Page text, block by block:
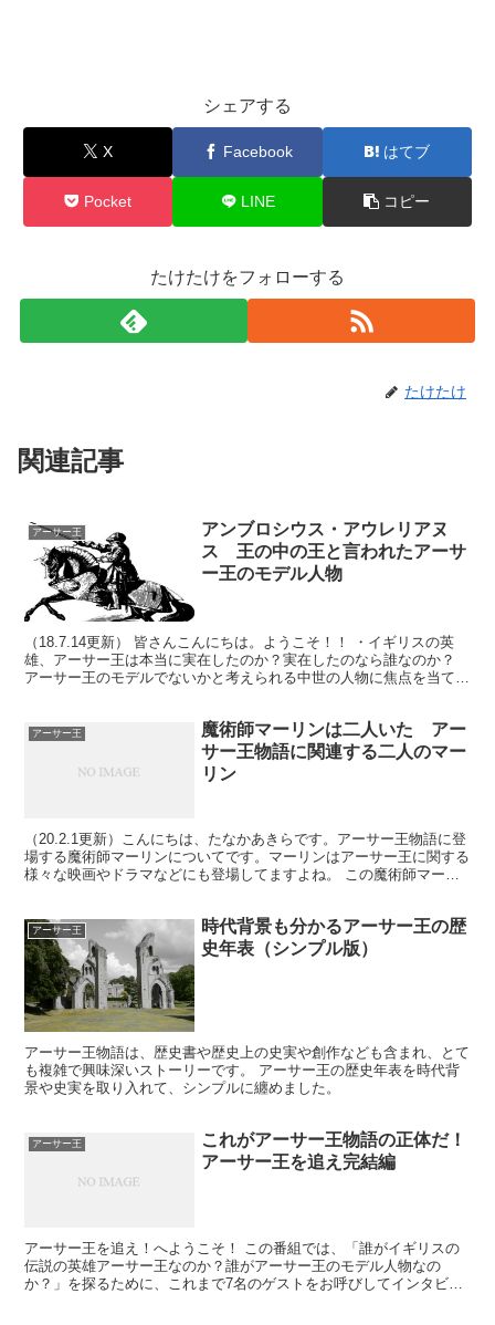
シェアする
X Facebook はてブ
Pocket LINE コピー
たけたけをフォローする
たけたけ
関連記事
アーサー王
アンブロシウス・アウレリアヌ
ス 王の中の王と言われたアーサ
ー王のモデル人物
（18.7.14更新） 皆さんこんにちは。ようこそ！！ ・イギリスの英
雄、アーサー王は本当に実在したのか？実在したのなら誰なのか？
アーサー王のモデルでないかと考えられる中世の人物に焦点を当て、
アーサー王
魔術師マーリンは二人いた アー
サー王物語に関連する二人のマー
リン
（20.2.1更新）こんにちは、たなかあきらです。アーサー王物語に登
場する魔術師マーリンについてです。マーリンはアーサー王に関する
様々な映画やドラマなどにも登場してますよね。 この魔術師マーリ
アーサー王
時代背景も分かるアーサー王の歴
史年表（シンプル版）
アーサー王物語は、歴史書や歴史上の史実や創作なども含まれ、とて
も複雑で興味深いストーリーです。 アーサー王の歴史年表を時代背
景や史実を取り入れて、シンプルに纏めました。
アーサー王
これがアーサー王物語の正体だ！
アーサー王を追え完結編
アーサー王を追え！へようこそ！ この番組では、「誰がイギリスの
伝説の英雄アーサー王なのか？誰がアーサー王のモデル人物なの
か？」を探るために、これまで7名のゲストをお呼びしてインタビュ